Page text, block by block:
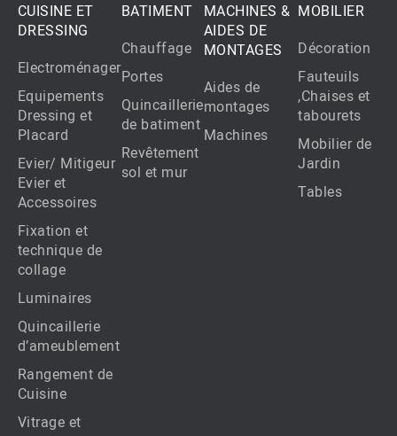
CUISINE ET
DRESSING
Electroménager
Equipements
Dressing et
Placard
Evier/ Mitigeur
Evier et
Accessoires
Fixation et
technique de
collage
Luminaires
Quincaillerie
d’ameublement
Rangement de
Cuisine
Vitrage et
BATIMENT
Chauffage
Portes
Quincaillerie
de batiment
Revêtement
sol et mur
MACHINES &
AIDES DE
MONTAGES
Aides de
montages
Machines
MOBILIER
Décoration
Fauteuils
,Chaises et
tabourets
Mobilier de
Jardin
Tables